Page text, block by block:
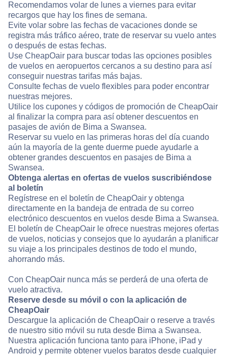
Recomendamos volar de lunes a viernes para evitar
recargos que hay los fines de semana.
Evite volar sobre las fechas de vacaciones donde se
registra más tráfico aéreo, trate de reservar su vuelo antes
o después de estas fechas.
Use CheapOair para buscar todas las opciones posibles
de vuelos en aeropuertos cercanos a su destino para así
conseguir nuestras tarifas más bajas.
Consulte fechas de vuelo flexibles para poder encontrar
nuestras mejores.
Utilice los cupones y códigos de promoción de CheapOair
al finalizar la compra para así obtener descuentos en
pasajes de avión de Bima a Swansea.
Reservar su vuelo en las primeras horas del día cuando
aún la mayoría de la gente duerme puede ayudarle a
obtener grandes descuentos en pasajes de Bima a
Swansea.
Obtenga alertas en ofertas de vuelos suscribiéndose
al boletín
Regístrese en el boletín de CheapOair y obtenga
directamente en la bandeja de entrada de su correo
electrónico descuentos en vuelos desde Bima a Swansea.
El boletín de CheapOair le ofrece nuestras mejores ofertas
de vuelos, noticias y consejos que lo ayudarán a planificar
su viaje a los principales destinos de todo el mundo,
ahorrando más.
Con CheapOair nunca más se perderá de una oferta de
vuelo atractiva.
Reserve desde su móvil o con la aplicación de
CheapOair
Descargue la aplicación de CheapOair o reserve a través
de nuestro sitio móvil su ruta desde Bima a Swansea.
Nuestra aplicación funciona tanto para iPhone, iPad y
Android y permite obtener vuelos baratos desde cualquier